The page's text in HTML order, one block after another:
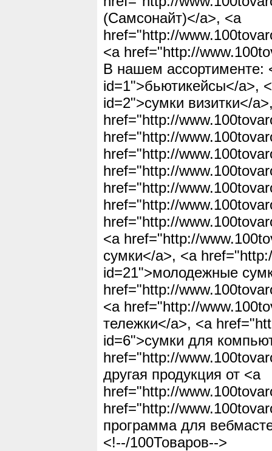
(Самсонайт)</a>, <a
href="http://
<a href="http://
В нашем ассортименте:
id=1">бьютикейсы</a>,
id=2">сумки визитки</
href="http://
href="http://
href="http://
href="http://
href="http://
href="http://
href="http://
<a href="http://
сумки</a>, <a
id=21">молодежные
href="http://
<a href="http://
тележки</a>, <a
id=6">сумки для
href="http://
другая продукция от <a
href="http://
href="http://
программа для
<!--/100Товаров-->